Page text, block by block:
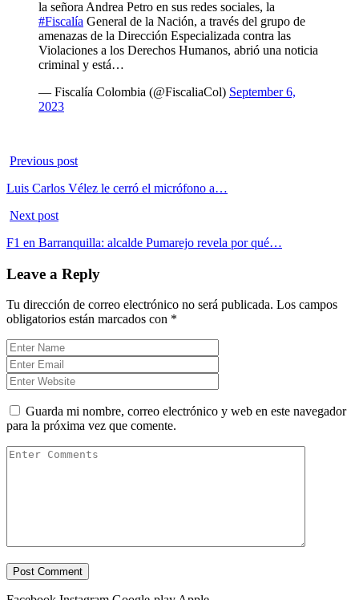
la señora Andrea Petro en sus redes sociales, la
#Fiscalía General de la Nación, a través del grupo de
amenazas de la Dirección Especializada contra las
Violaciones a los Derechos Humanos, abrió una noticia
criminal y está…
— Fiscalía Colombia (@FiscaliaCol) September 6,
2023
Previous post
Luis Carlos Vélez le cerró el micrófono a…
Next post
F1 en Barranquilla: alcalde Pumarejo revela por qué…
Leave a Reply
Tu dirección de correo electrónico no será publicada. Los campos
obligatorios están marcados con *
Guarda mi nombre, correo electrónico y web en este navegador
para la próxima vez que comente.